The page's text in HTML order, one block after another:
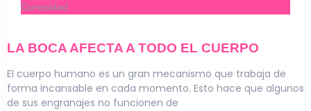
Curiosidad
LA BOCA AFECTA A TODO EL CUERPO
El cuerpo humano es un gran mecanismo que trabaja de
forma incansable en cada momento. Esto hace que algunos
de sus engranajes no funcionen de